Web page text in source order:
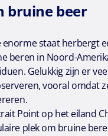
bruine beer
enorme staat herbergt
beren in Noord-
Gelukkig zijn er
vooral omdat
Point op het eiland
plek om bruine